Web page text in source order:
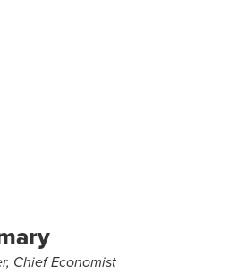
Chief Economist